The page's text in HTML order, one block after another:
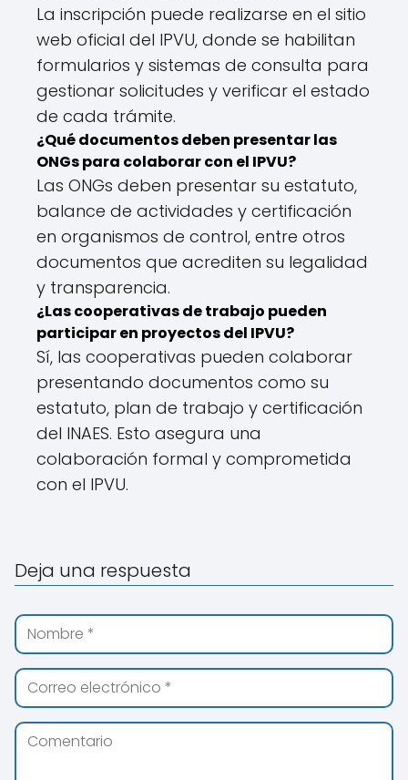
La inscripción puede realizarse en el sitio
web oficial del IPVU, donde se habilitan
formularios y sistemas de consulta para
gestionar solicitudes y verificar el estado
de cada trámite.
¿Qué documentos deben presentar las
ONGs para colaborar con el IPVU?
Las ONGs deben presentar su estatuto,
balance de actividades y certificación
en organismos de control, entre otros
documentos que acrediten su legalidad
y transparencia.
¿Las cooperativas de trabajo pueden
participar en proyectos del IPVU?
Sí, las cooperativas pueden colaborar
presentando documentos como su
estatuto, plan de trabajo y certificación
del INAES. Esto asegura una
colaboración formal y comprometida
con el IPVU.
Deja una respuesta